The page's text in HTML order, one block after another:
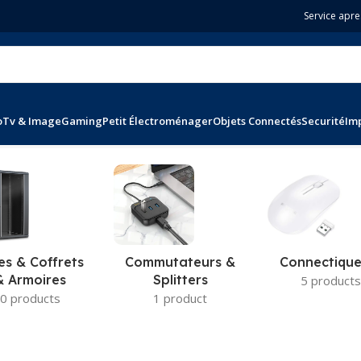
Service
Tv & ImageGamingPetit ÉlectroménagerObjets ConnectésSecurité
& Coffrets
Armoires
0 products
Commutateurs &
Splitters
1 product
5 products